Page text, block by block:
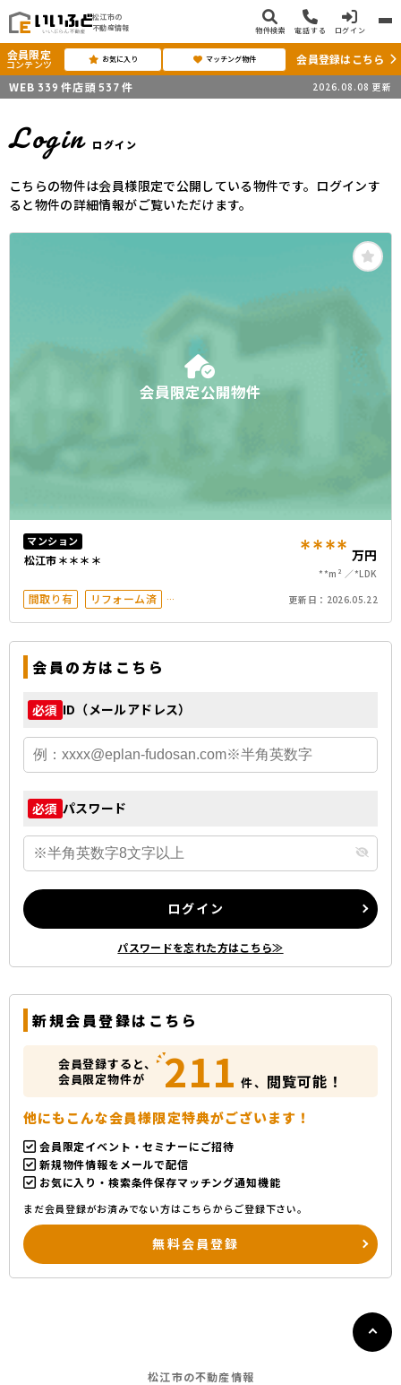
松江市の
不動産情報
物件検索 電話する ログイン
会員限定
コンテンツ お気に入り マッチング物件
会員登録はこちら
WEB 339 件店頭 537 件 2026.08.08 更新
Login ログイン
こちらの物件は会員様限定で公開している物件です。ログインす
ると物件の詳細情報がご覧いただけます。
会員限定公開物件
マンション
松江市＊＊＊＊ **** 万円
**m² *LDK
間取り有
リフォーム済
更新日： 2026.05.22
会員の方はこちら
必須 ID（メールアドレス）
必須 パスワード
ログイン
パスワードを忘れた方はこちら≫
新規会員登録はこちら
会員登録すると、
会員限定物件が
211 件、 閲覧可能！
他にもこんな会員様限定特典がございます！
会員限定イベント・セミナーにご招待
新規物件情報をメールで配信
お気に入り・検索条件保存マッチング通知機能
まだ会員登録がお済みでない方はこちらからご登録下さい。
無料会員登録
松江市の不動産情報